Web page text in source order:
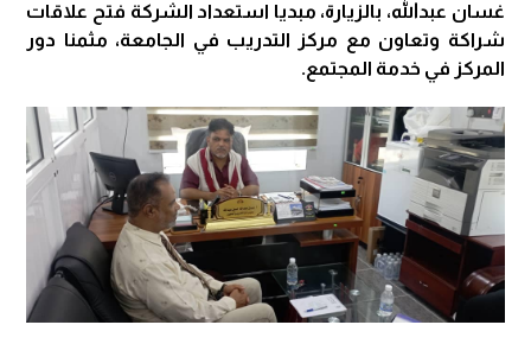
غسان عبدالله، بالزيارة، مبديا استعداد الشركة فتح علاقات
شراكة وتعاون مع مركز التدريب في الجامعة، مثمنا دور
المركز في خدمة المجتمع.